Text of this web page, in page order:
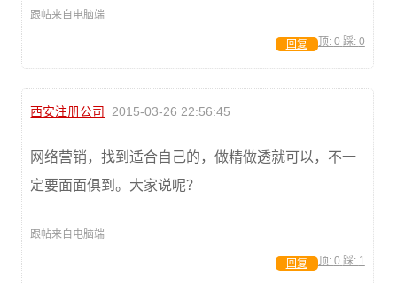
跟帖来自电脑端
顶: 0 踩: 0
回复
西安注册公司 2015-03-26 22:56:45
网络营销，找到适合自己的，做精做透就可以，不一
定要面面俱到。大家说呢？
跟帖来自电脑端
顶: 0 踩: 1
回复